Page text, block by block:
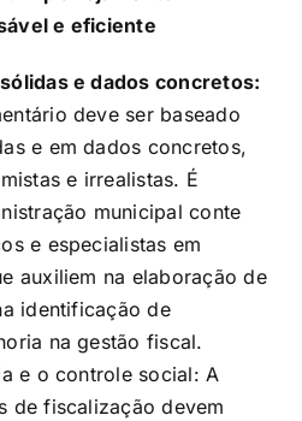
e eficiente
e dados concretos:
deve ser baseado
e em dados concretos,
e irrealistas. É
municipal conte
e especialistas em
auxiliem na elaboração de
identificação de
na gestão fiscal.
e o controle social: A
de fiscalização devem